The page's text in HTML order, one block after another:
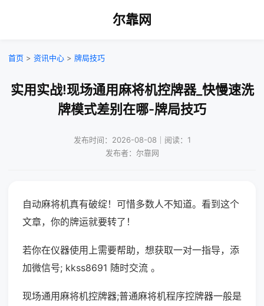
尔靠网
首页 > 资讯中心 > 牌局技巧
实用实战!现场通用麻将机控牌器_快慢速洗
牌模式差别在哪-牌局技巧
发布时间：2026-08-08｜阅读：1
发布者：尔靠网
自动麻将机真有破绽！可惜多数人不知道。看到这个
文章，你的牌运就要转了！
若你在仪器使用上需要帮助，想获取一对一指导，添
加微信号; kkss8691 随时交流 。
现场通用麻将机控牌器;普通麻将机程序控牌器一般是